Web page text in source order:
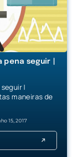
seguir |
|
maneiras de
15, 2017